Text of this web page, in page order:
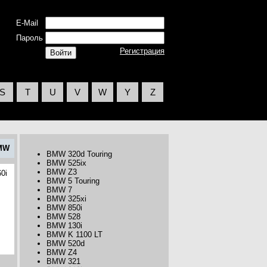
E-Mail
Пароль
Регистрация
S T U V W Y Z
BMW 320d Touring
BMW 525ix
BMW Z3
BMW 5 Touring
BMW 7
BMW 325xi
BMW 850i
BMW 528
BMW 130i
BMW K 1100 LT
BMW 520d
BMW Z4
BMW 321